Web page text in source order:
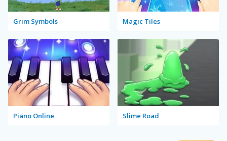
Grim Symbols Magic Tiles
Piano Online Slime Road